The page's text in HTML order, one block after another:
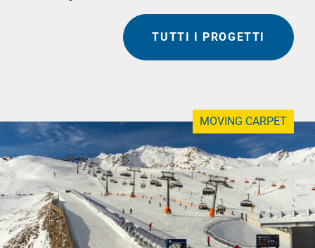
TUTTI I PROGETTI
MOVING CARPET